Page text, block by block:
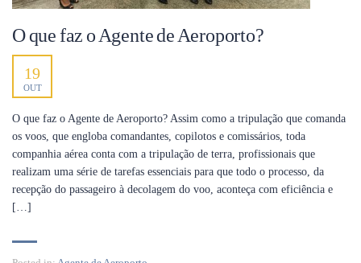
O que faz o Agente de Aeroporto?
19
OUT
O que faz o Agente de Aeroporto? Assim como a tripulação que comanda
os voos, que engloba comandantes, copilotos e comissários, toda
companhia aérea conta com a tripulação de terra, profissionais que
realizam uma série de tarefas essenciais para que todo o processo, da
recepção do passageiro à decolagem do voo, aconteça com eficiência e
[…]